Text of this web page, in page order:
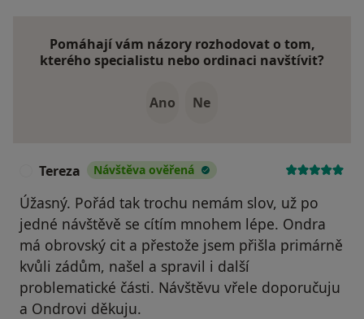
Pomáhají vám názory rozhodovat o tom,
kterého specialistu nebo ordinaci navštívit?
Ano Ne
Tereza Návštěva ověřená
Úžasný. Pořád tak trochu nemám slov, už po
jedné návštěvě se cítím mnohem lépe. Ondra
má obrovský cit a přestože jsem přišla primárně
kvůli zádům, našel a spravil i další
problematické části. Návštěvu vřele doporučuju
a Ondrovi děkuju.